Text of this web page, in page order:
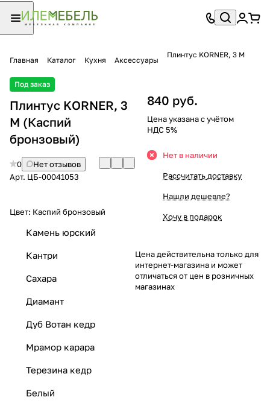
Главная Каталог Кухня Аксессуары
Плинтус KORNER, 3 М
Под заказ
Плинтус KORNER, 3
М (Каспий
бронзовый)
0
Нет отзывов
Арт. ЦБ-00041053
Цвет: Каспий бронзовый
Камень юрский
Кантри
Сахара
Диамант
Дуб Вотан кедр
Мрамор карара
Терезина кедр
Белый
840 руб.
Цена указана с учётом
НДС 5%
Нет в наличии
Рассчитать доставку
Нашли дешевле?
Хочу в подарок
Цена действительна только для
интернет-магазина и может
отличаться от цен в розничных
магазинах